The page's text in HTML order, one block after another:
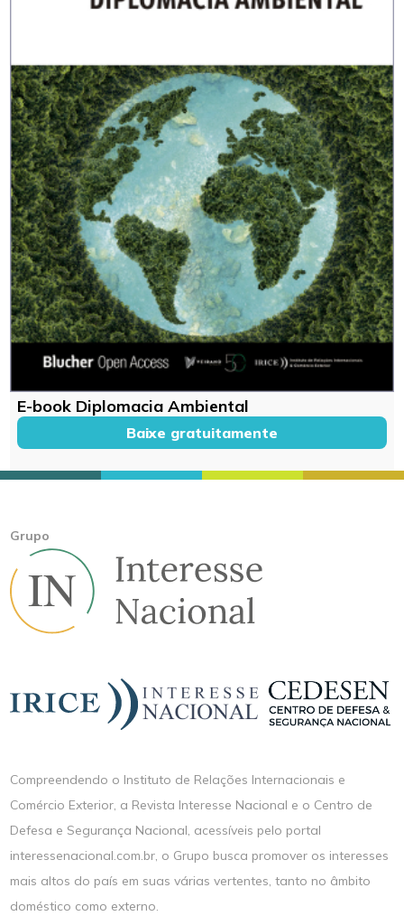
E-book Diplomacia Ambiental
Baixe gratuitamente
Grupo
Compreendendo o Instituto de Relações Internacionais e
Comércio Exterior, a Revista Interesse Nacional e o Centro de
Defesa e Segurança Nacional, acessíveis pelo portal
interessenacional.com.br, o Grupo busca promover os interesses
mais altos do país em suas várias vertentes, tanto no âmbito
doméstico como externo.